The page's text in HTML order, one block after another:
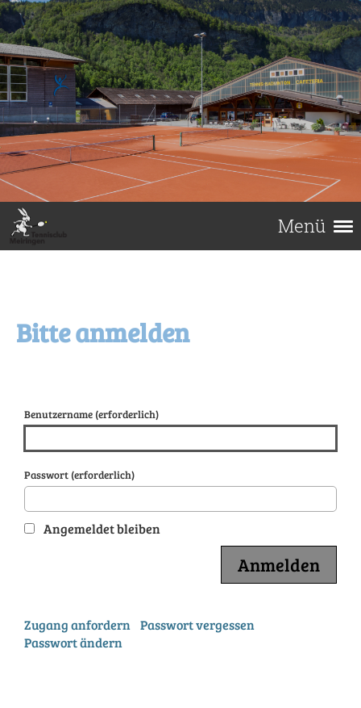
Menü
Bitte anmelden
Benutzername (erforderlich)
Passwort (erforderlich)
Angemeldet bleiben
Zugang anfordern
Passwort vergessen
Passwort ändern